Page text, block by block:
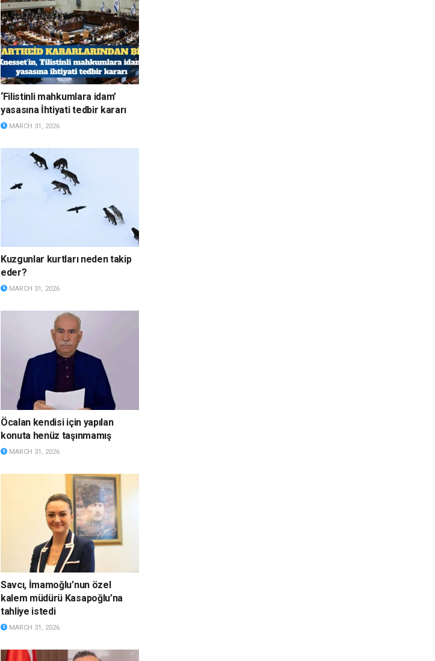
‘Filistinli mahkumlara idam’
yasasına İhtiyati tedbir kararı
MARCH 31, 2026
Kuzgunlar kurtları neden takip
eder?
MARCH 31, 2026
Öcalan kendisi için yapılan
konuta henüz taşınmamış
MARCH 31, 2026
Savcı, İmamoğlu’nun özel
kalem müdürü Kasapoğlu’na
tahliye istedi
MARCH 31, 2026